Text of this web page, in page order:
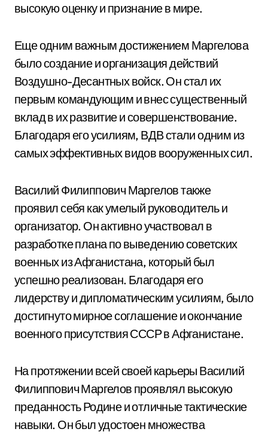
высокую оценку и признание в мире.
Еще одним важным достижением Маргелова
было создание и организация действий
Воздушно-Десантных войск. Он стал их
первым командующим и внес существенный
вклад в их развитие и совершенствование.
Благодаря его усилиям, ВДВ стали одним из
самых эффективных видов вооруженных сил.
Василий Филиппович Маргелов также
проявил себя как умелый руководитель и
организатор. Он активно участвовал в
разработке плана по выведению советских
военных из Афганистана, который был
успешно реализован. Благодаря его
лидерству и дипломатическим усилиям, было
достигнуто мирное соглашение и окончание
военного присутствия СССР в Афганистане.
На протяжении всей своей карьеры Василий
Филиппович Маргелов проявлял высокую
преданность Родине и отличные тактические
навыки. Он был удостоен множества